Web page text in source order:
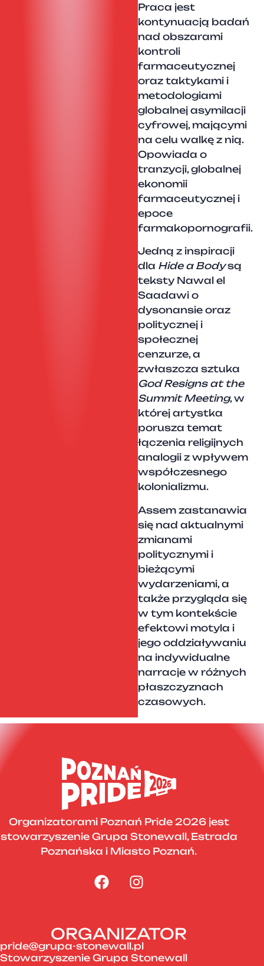
Praca jest
kontynuacją badań
nad obszarami
kontroli
farmaceutycznej
oraz taktykami i
metodologiami
globalnej asymilacji
cyfrowej, mającymi
na celu walkę z nią.
Opowiada o
tranzycji, globalnej
ekonomii
farmaceutycznej i
epoce
farmakopornografii.
Jedną z inspiracji
dla Hide a Bodysą
teksty Nawal el
Saadawi o
dysonansie oraz
politycznej i
społecznej
cenzurze, a
zwłaszcza sztuka
God Resigns at the
Summit Meeting, w
której artystka
porusza temat
łączenia religijnych
analogii z wpływem
współczesnego
kolonializmu.
Assem zastanawia
się nad aktualnymi
zmianami
politycznymi i
bieżącymi
wydarzeniami, a
także przygląda się
w tym kontekście
efektowi motyla i
jego oddziaływaniu
na indywidualne
narracje w różnych
płaszczyznach
czasowych.
ORGANIZATOR
pride@grupa-stonewall.pl
Stowarzyszenie Grupa Stonewall
Organizatorami Poznań Pride 2026 jest
stowarzyszenie Grupa Stonewall, Estrada
Poznańska i Miasto Poznań.